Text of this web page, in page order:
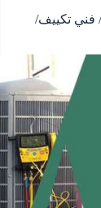
سنترال فهد الأحمد / 50301080 / فني تكييف/